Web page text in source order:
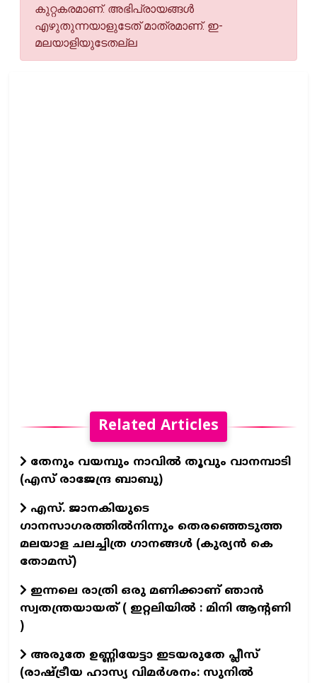
കുറ്റകരമാണ്. അഭിപ്രായങ്ങള്‍
എഴുതുന്നയാളുടേത് മാത്രമാണ്. ഇ-
മലയാളിയുടേതല്ല
Related Articles
തേനും വയമ്പും നാവിൽ തൂവും വാനമ്പാടി
(എസ് രാജേന്ദ്ര ബാബു)
എസ്. ജാനകിയുടെ
ഗാനസാഗരത്തിൽനിന്നും തെരഞ്ഞെടുത്ത
മലയാള ചലച്ചിത്ര ഗാനങ്ങൾ (കുര്യൻ കെ
തോമസ്)
ഇന്നലെ രാത്രി ഒരു മണിക്കാണ് ഞാൻ
സ്വതന്ത്രയായത് ( ഇറ്റലിയിൽ : മിനി ആന്റണി
)
അരുതേ ഉണ്ണിയേട്ടാ ഇടയരുതേ പ്ലീസ്
(രാഷ്ട്രീയ ഹാസ്യ വിമർശനം: സുനിൽ